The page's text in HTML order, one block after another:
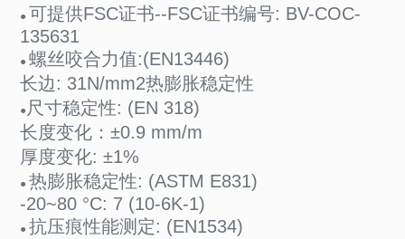
● 可提供FSC证书--FSC证书编号: BV-COC-
135631
●螺丝咬合力值:(EN13446)
长边: 31N/mm2热膨胀稳定性
● 尺寸稳定性: (EN 318)
长度变化：±0.9 mm/m
厚度变化: ±1%
●热膨胀稳定性: (ASTM E831)
-20~80 °C: 7 (10-6K-1)
●抗压痕性能测定: (EN1534)